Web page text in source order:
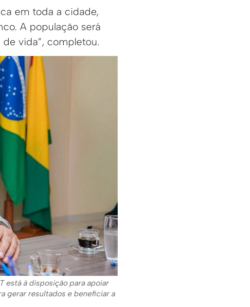
em toda a cidade,
A população será
vida”, completou.
está à disposição para apoiar
gerar resultados e beneficiar a